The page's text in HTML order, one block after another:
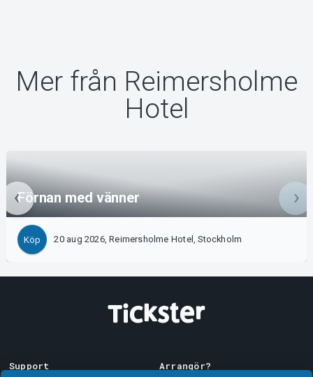
Mer från Reimersholme
Hotel
Förnan med vänner
Köp 20 aug 2026, Reimersholme Hotel, Stockholm
Support
Arrangör?